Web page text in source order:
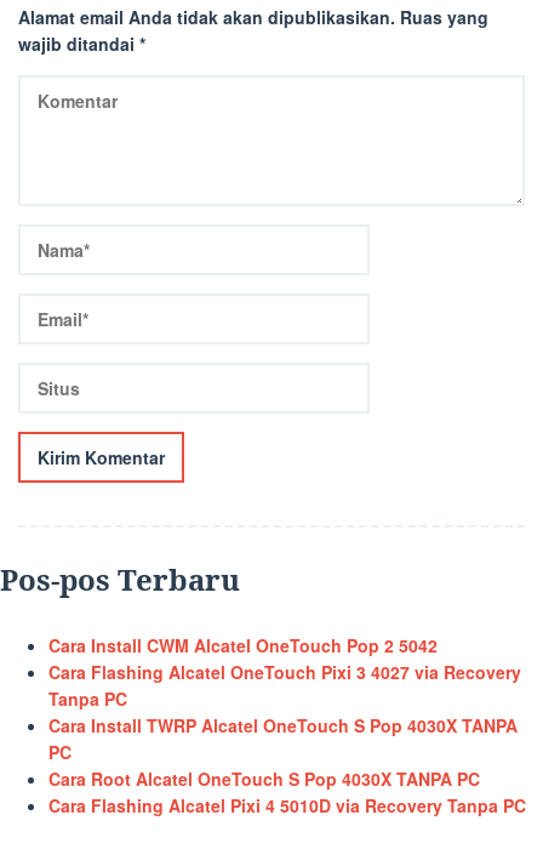
Alamat email Anda tidak akan dipublikasikan. Ruas yang
wajib ditandai *
Pos-pos Terbaru
Cara Install CWM Alcatel OneTouch Pop 2 5042
Cara Flashing Alcatel OneTouch Pixi 3 4027 via Recovery
Tanpa PC
Cara Install TWRP Alcatel OneTouch S Pop 4030X TANPA
PC
Cara Root Alcatel OneTouch S Pop 4030X TANPA PC
Cara Flashing Alcatel Pixi 4 5010D via Recovery Tanpa PC